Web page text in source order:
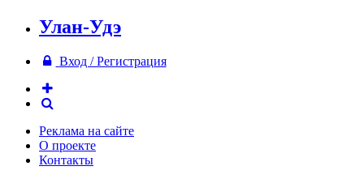
Улан-Удэ
Вход / Регистрация
Реклама на сайте
О проекте
Контакты